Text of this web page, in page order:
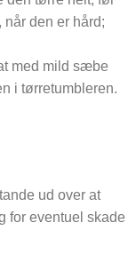
når den er hård;
med mild sæbe
i tørretumbleren.
ud over at
for eventuel skade